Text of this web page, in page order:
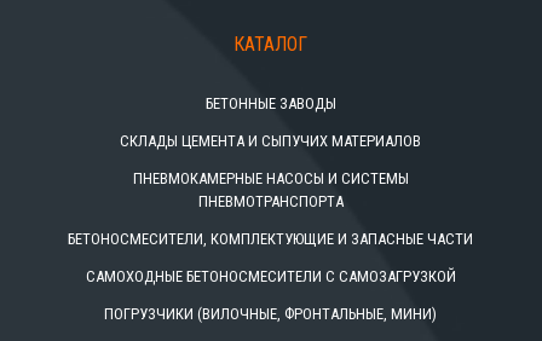
КАТАЛОГ
БЕТОННЫЕ ЗАВОДЫ
СКЛАДЫ ЦЕМЕНТА И СЫПУЧИХ МАТЕРИАЛОВ
ПНЕВМОКАМЕРНЫЕ НАСОСЫ И СИСТЕМЫ
ПНЕВМОТРАНСПОРТА
БЕТОНОСМЕСИТЕЛИ, КОМПЛЕКТУЮЩИЕ И ЗАПАСНЫЕ ЧАСТИ
САМОХОДНЫЕ БЕТОНОСМЕСИТЕЛИ С САМОЗАГРУЗКОЙ
ПОГРУЗЧИКИ (ВИЛОЧНЫЕ, ФРОНТАЛЬНЫЕ, МИНИ)